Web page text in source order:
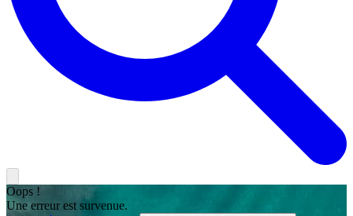
Oops !
Une erreur est survenue.